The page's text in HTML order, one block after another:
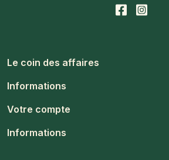
Le coin des affaires
Informations
Votre compte
Informations